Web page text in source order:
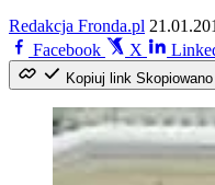
Redakcja Fronda.pl
Facebook
X
Kopiuj link Skopiowano